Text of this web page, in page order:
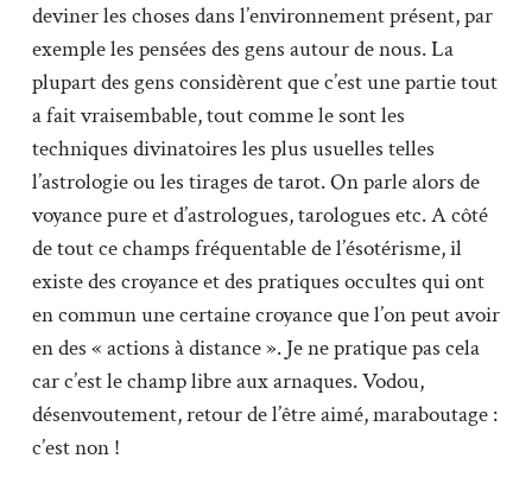
deviner les choses dans l’environnement présent, par
exemple les pensées des gens autour de nous. La
plupart des gens considèrent que c’est une partie tout
a fait vraisembable, tout comme le sont les
techniques divinatoires les plus usuelles telles
l’astrologie ou les tirages de tarot. On parle alors de
voyance pure et d’astrologues, tarologues etc. A côté
de tout ce champs fréquentable de l’ésotérisme, il
existe des croyance et des pratiques occultes qui ont
en commun une certaine croyance que l’on peut avoir
en des « actions à distance ». Je ne pratique pas cela
car c’est le champ libre aux arnaques. Vodou,
désenvoutement, retour de l’être aimé, maraboutage :
c’est non !